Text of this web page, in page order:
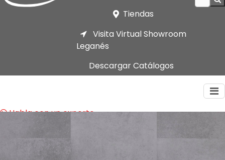
Tiendas
Visita Virtual Showroom
Leganés
Descargar Catálogos
Habla con un experto